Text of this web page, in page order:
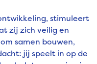
stimuleert
zij zich veilig en
samen bouwen,
jij speelt in op de